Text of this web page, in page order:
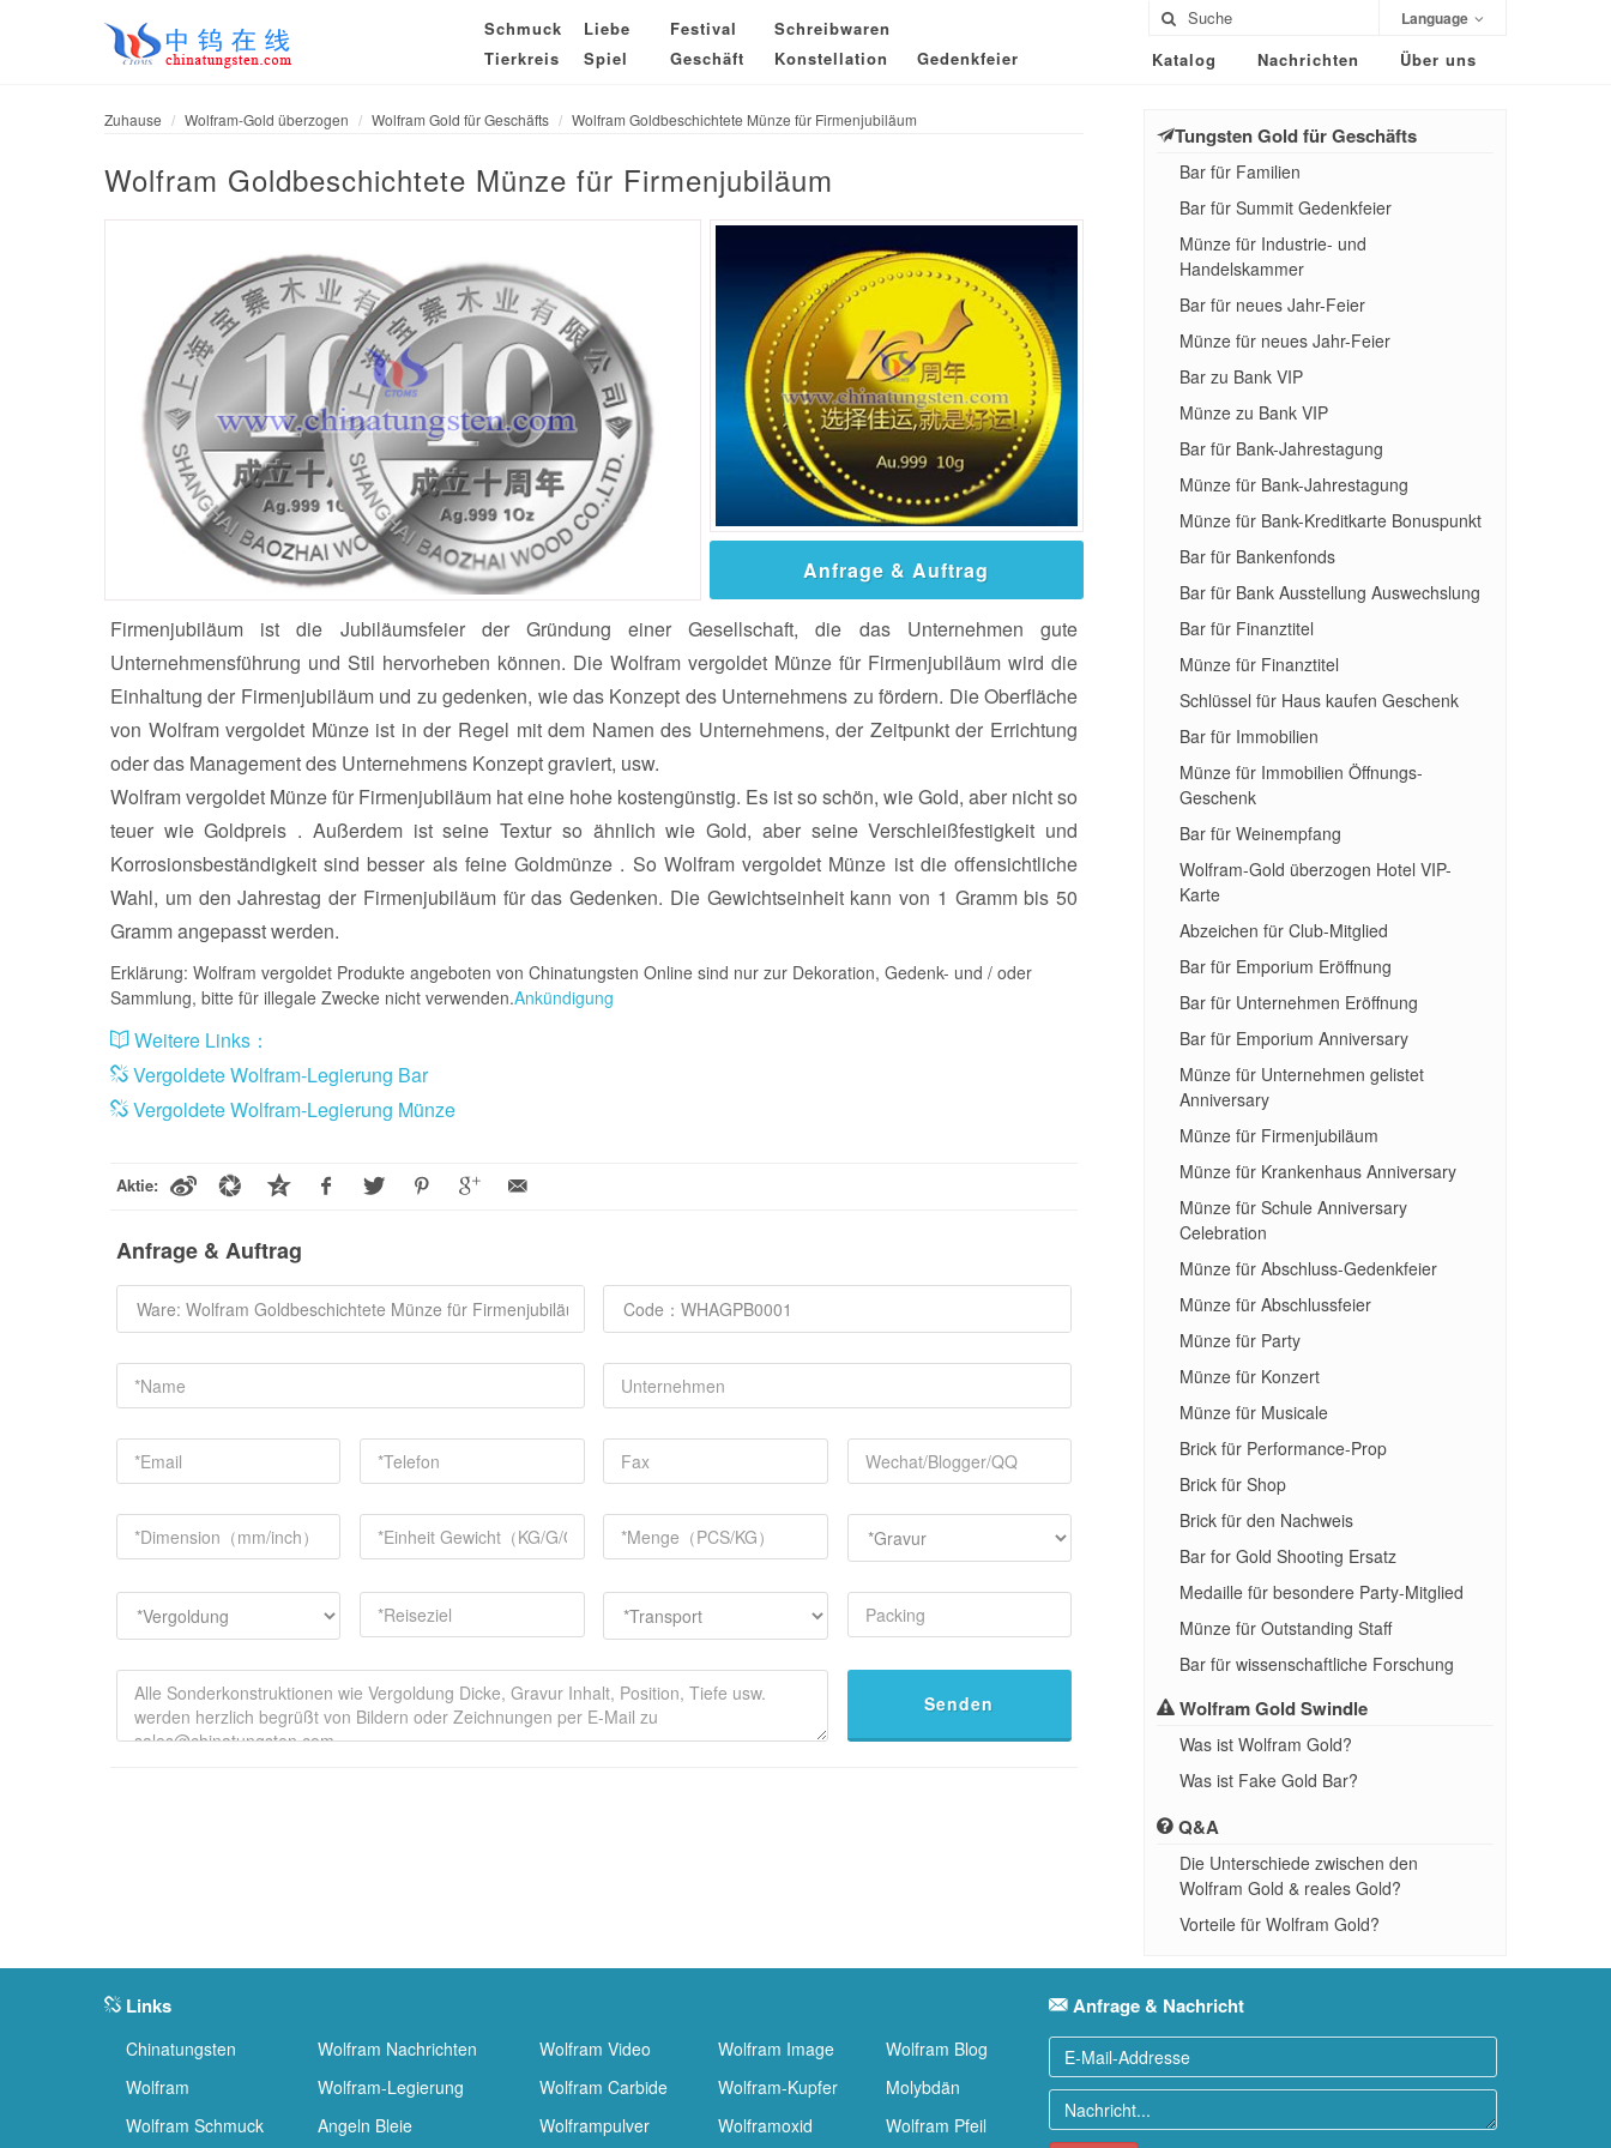
Language
Katalog Nachrichten Über uns
Schmuck Liebe Festival
Schreibwaren
Tierkreis
Spiel Geschäft Konstellation Gedenkfeier
Zuhause Wolfram-Gold überzogen Wolfram Gold für Geschäfts Wolfram Goldbeschichtete Münze für Firmenjubiläum
Wolfram Goldbeschichtete Münze für Firmenjubiläum
Anfrage & Auftrag
Firmenjubiläum ist die Jubiläumsfeier der Gründung einer Gesellschaft, die das Unternehmen gute
Unternehmensführung und Stil hervorheben können. Die Wolfram vergoldet Münze für Firmenjubiläum wird die
Einhaltung der Firmenjubiläum und zu gedenken, wie das Konzept des Unternehmens zu fördern. Die Oberfläche
von Wolfram vergoldet Münze ist in der Regel mit dem Namen des Unternehmens, der Zeitpunkt der Errichtung
oder das Management des Unternehmens Konzept graviert, usw.
Wolfram vergoldet Münze für Firmenjubiläum hat eine hohe kostengünstig. Es ist so schön, wie Gold, aber nicht so
teuer wie Goldpreis . Außerdem ist seine Textur so ähnlich wie Gold, aber seine Verschleißfestigkeit und
Korrosionsbeständigkeit sind besser als feine Goldmünze . So Wolfram vergoldet Münze ist die offensichtliche
Wahl, um den Jahrestag der Firmenjubiläum für das Gedenken. Die Gewichtseinheit kann von 1 Gramm bis 50
Gramm angepasst werden.
Erklärung: Wolfram vergoldet Produkte angeboten von Chinatungsten Online sind nur zur Dekoration, Gedenk- und / oder
Sammlung, bitte für illegale Zwecke nicht verwenden.Ankündigung
Weitere Links：
Vergoldete Wolfram-Legierung Bar
Vergoldete Wolfram-Legierung Münze
Aktie:
Anfrage & Auftrag
Senden
Tungsten Gold für Geschäfts
Bar für Familien
Bar für Summit Gedenkfeier
Münze für Industrie- und
Handelskammer
Bar für neues Jahr-Feier
Münze für neues Jahr-Feier
Bar zu Bank VIP
Münze zu Bank VIP
Bar für Bank-Jahrestagung
Münze für Bank-Jahrestagung
Münze für Bank-Kreditkarte Bonuspunkt
Bar für Bankenfonds
Bar für Bank Ausstellung Auswechslung
Bar für Finanztitel
Münze für Finanztitel
Schlüssel für Haus kaufen Geschenk
Bar für Immobilien
Münze für Immobilien Öffnungs-
Geschenk
Bar für Weinempfang
Wolfram-Gold überzogen Hotel VIP-
Karte
Abzeichen für Club-Mitglied
Bar für Emporium Eröffnung
Bar für Unternehmen Eröffnung
Bar für Emporium Anniversary
Münze für Unternehmen gelistet
Anniversary
Münze für Firmenjubiläum
Münze für Krankenhaus Anniversary
Münze für Schule Anniversary
Celebration
Münze für Abschluss-Gedenkfeier
Münze für Abschlussfeier
Münze für Party
Münze für Konzert
Münze für Musicale
Brick für Performance-Prop
Brick für Shop
Brick für den Nachweis
Bar for Gold Shooting Ersatz
Medaille für besondere Party-Mitglied
Münze für Outstanding Staff
Bar für wissenschaftliche Forschung
Wolfram Gold Swindle
Was ist Wolfram Gold?
Was ist Fake Gold Bar?
Q&A
Die Unterschiede zwischen den
Wolfram Gold & reales Gold?
Vorteile für Wolfram Gold?
Links
Chinatungsten Wolfram Nachrichten Wolfram Video Wolfram Image
Wolfram Blog
Wolfram
Wolfram-Legierung Wolfram Carbide Wolfram-Kupfer
Molybdän
Wolfram Schmuck
Angeln Bleie Wolframpulver Wolframoxid Wolfram Pfeil
Anfrage & Nachricht